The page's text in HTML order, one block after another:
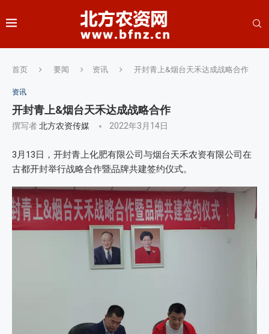
首页 要闻 资讯 开封青上&烟台天禾达成战略合作
资讯
开封青上&烟台天禾达成战略合作
撰写者北方农资传媒 2022年3月14日
3月13日，开封青上化肥有限公司与烟台天禾农资有限公司在
古都开封举行战略合作暨品牌共建签约仪式。